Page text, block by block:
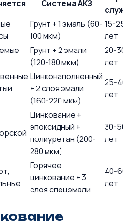
Система АКЗ
Грунт + 1 эмаль (60-
100 мкм)
15-
лет
Грунт + 2 эмали
(120-180 мкм)
20-
лет
Цинконаполненный
+ 2 слоя эмали
(160-220 мкм)
25-
лет
Цинкование +
эпоксидный +
полиуретан (200-
280 мкм)
30-
лет
Горячее
цинкование + 3
слоя спецэмали
40-
лет